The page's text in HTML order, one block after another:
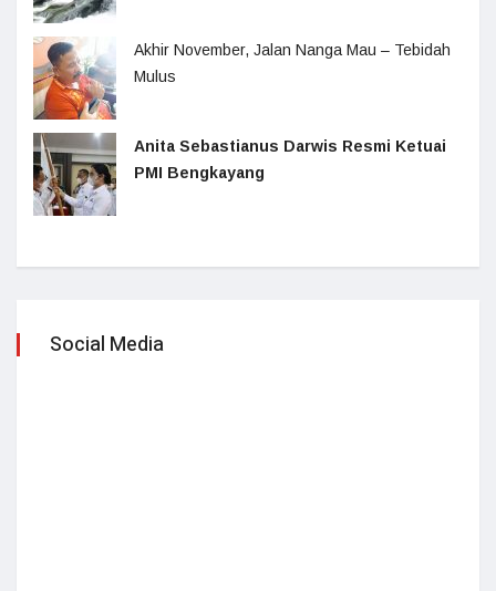
Akhir November, Jalan Nanga Mau – Tebidah
Mulus
Anita Sebastianus Darwis Resmi Ketuai
PMI Bengkayang
Social Media